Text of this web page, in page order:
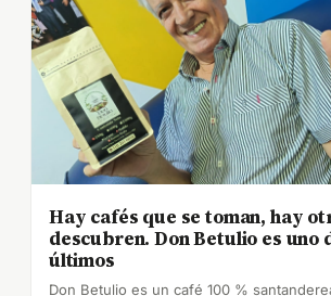
Hay cafés que se toman, hay
descubren. Don Betulio es uno
últimos
Don Betulio es un café 100 %